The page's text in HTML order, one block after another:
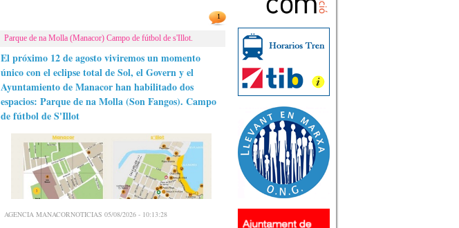
1
Parque de na Molla (Manacor) Campo de fútbol de s'Illot.
El próximo 12 de agosto viviremos un momento
único con el eclipse total de Sol, el Govern y el
Ayuntamiento de Manacor han habilitado dos
espacios: Parque de na Molla (Son Fangos). Campo
de fútbol de S'Illot
AGENCIA MANACORNOTICIAS 05/08/2026 - 10:13:28